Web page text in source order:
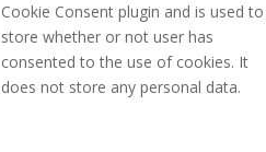
Cookie Consent plugin and is used to
store whether or not user has
consented to the use of cookies. It
does not store any personal data.